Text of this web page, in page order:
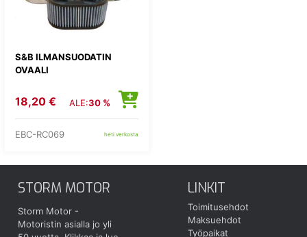
S&B ILMANSUODATIN
OVAALI
18,20 € ALE:30 %
EBC-RC069 heti verkosta
STORM MOTOR
Storm Motor -
Motoristin asialla jo yli
LINKIT
Toimitusehdot
Maksuehdot
Työpaikat